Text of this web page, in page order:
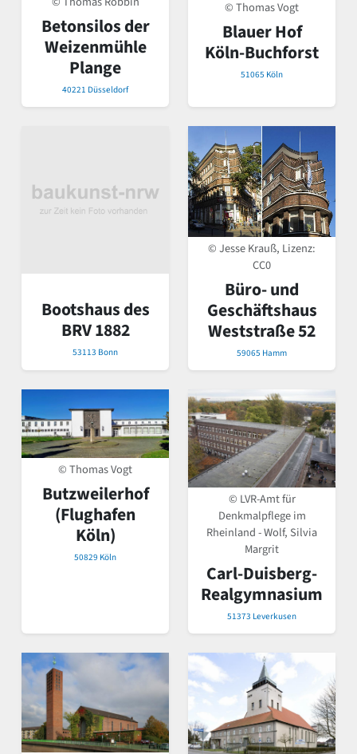
Betonsilos der
Weizenmühle
Plange
40221 Düsseldorf
© Thomas Vogt
Blauer Hof
Köln-Buchforst
51065 Köln
Bootshaus des
BRV 1882
53113 Bonn
© Jesse Krauß, Lizenz:
CC0
Büro- und
Geschäftshaus
Weststraße 52
59065 Hamm
© Thomas Vogt
Butzweilerhof
(Flughafen
Köln)
50829 Köln
© LVR-Amt für
Denkmalpflege im
Rheinland - Wolf, Silvia
Margrit
Carl-Duisberg-
Realgymnasium
51373 Leverkusen